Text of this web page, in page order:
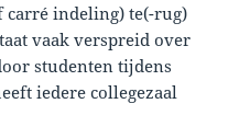
indeling) te(-rug)
vaak verspreid over
studenten tijdens
iedere collegezaal